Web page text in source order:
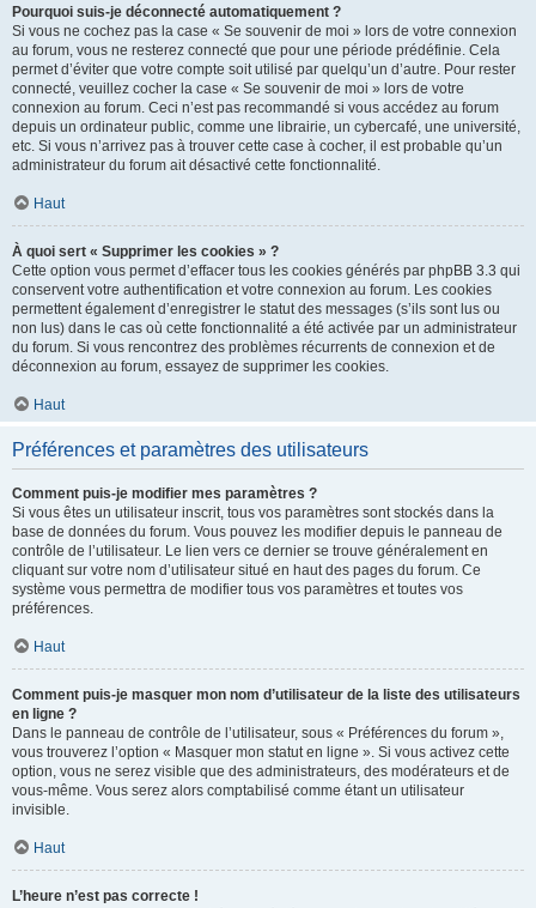
Pourquoi suis-je déconnecté automatiquement ?
Si vous ne cochez pas la case « Se souvenir de moi » lors de votre connexion
au forum, vous ne resterez connecté que pour une période prédéfinie. Cela
permet d’éviter que votre compte soit utilisé par quelqu’un d’autre. Pour rester
connecté, veuillez cocher la case « Se souvenir de moi » lors de votre
connexion au forum. Ceci n’est pas recommandé si vous accédez au forum
depuis un ordinateur public, comme une librairie, un cybercafé, une université,
etc. Si vous n’arrivez pas à trouver cette case à cocher, il est probable qu’un
administrateur du forum ait désactivé cette fonctionnalité.
Haut
À quoi sert « Supprimer les cookies » ?
Cette option vous permet d’effacer tous les cookies générés par phpBB 3.3 qui
conservent votre authentification et votre connexion au forum. Les cookies
permettent également d’enregistrer le statut des messages (s’ils sont lus ou
non lus) dans le cas où cette fonctionnalité a été activée par un administrateur
du forum. Si vous rencontrez des problèmes récurrents de connexion et de
déconnexion au forum, essayez de supprimer les cookies.
Haut
Préférences et paramètres des utilisateurs
Comment puis-je modifier mes paramètres ?
Si vous êtes un utilisateur inscrit, tous vos paramètres sont stockés dans la
base de données du forum. Vous pouvez les modifier depuis le panneau de
contrôle de l’utilisateur. Le lien vers ce dernier se trouve généralement en
cliquant sur votre nom d’utilisateur situé en haut des pages du forum. Ce
système vous permettra de modifier tous vos paramètres et toutes vos
préférences.
Haut
Comment puis-je masquer mon nom d’utilisateur de la liste des utilisateurs
en ligne ?
Dans le panneau de contrôle de l’utilisateur, sous « Préférences du forum »,
vous trouverez l’option « Masquer mon statut en ligne ». Si vous activez cette
option, vous ne serez visible que des administrateurs, des modérateurs et de
vous-même. Vous serez alors comptabilisé comme étant un utilisateur
invisible.
Haut
L’heure n’est pas correcte !